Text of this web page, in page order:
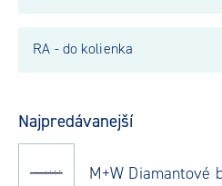
RA - do kolienka
Najpredávanejší
M+W Diamantové